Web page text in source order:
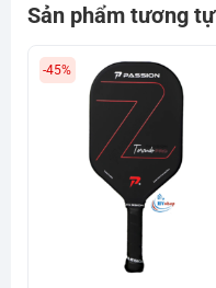
Sản phẩm tương tự
-45%